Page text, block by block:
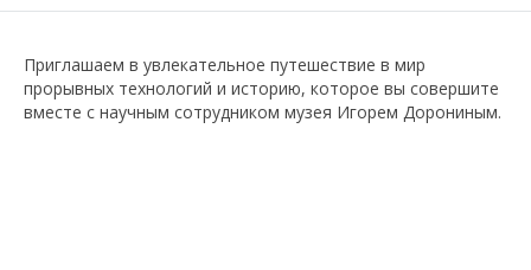
Приглашаем в увлекательное путешествие в мир
прорывных технологий и историю, которое вы совершите
вместе с научным сотрудником музея Игорем Дорониным.